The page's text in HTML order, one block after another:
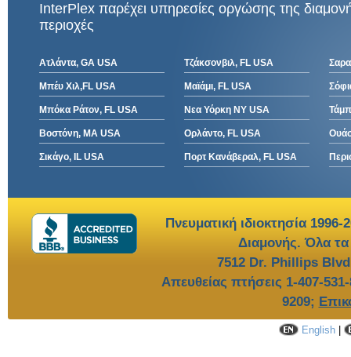
InterPlex παρέχει υπηρεσίες οργώσης της
περιοχές
Ατλάντα, GA USA
Μπέυ Χιλ,FL USA
Μπόκα Ράτον, FL USA
Βοστόνη, MA USA
Σικάγο, IL USA
Τζάκσονβιλ, FL USA
Μαϊάμι, FL USA
Νεα Υόρκη NY USA
Ορλάντο, FL USA
Πορτ Κανάβεραλ, FL USA
Πνευματική ιδιοκτησία 1996-
Διαμονής. Όλα τα
7512 Dr. Phillips
Απευθείας πτήσεις 1-407-
9209;
English